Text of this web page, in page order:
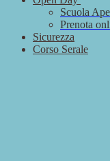
Scuola
Prenota
Sicurezza
Corso Serale